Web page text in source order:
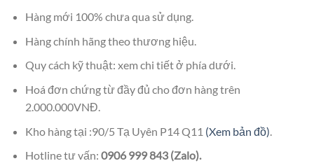
Hàng mới 100% chưa qua sử dụng.
Hàng chính hãng theo thương hiệu.
Quy cách kỹ thuật: xem chi tiết ở phía dưới.
Hoá đơn chứng từ đầy đủ cho đơn hàng trên
2.000.000VNĐ.
Kho hàng tại :90/5 Tạ Uyên P14 Q11 (Xem bản đồ)
Hotline tư vấn: 0906 999 843 (Zalo).